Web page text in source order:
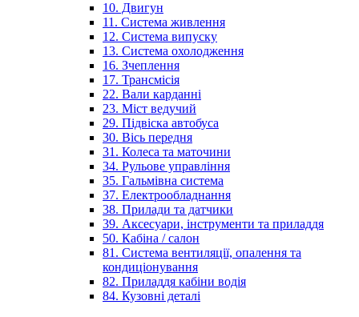
10. Двигун
11. Система живлення
12. Система випуску
13. Система охолодження
16. Зчеплення
17. Трансмісія
22. Вали карданні
23. Міст ведучий
29. Підвіска автобуса
30. Вісь передня
31. Колеса та маточини
34. Рульове управління
35. Гальмівна система
37. Електрообладнання
38. Прилади та датчики
39. Аксесуари, інструменти та приладдя
50. Кабіна / салон
81. Система вентиляції, опалення та
кондиціонування
82. Приладдя кабіни водія
84. Кузовні деталі